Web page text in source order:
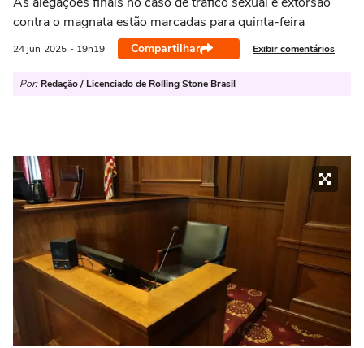
contra o magnata estão marcadas para quinta-feira
24 jun 2025 - 19h19 Compartilhar Exibir comentários
Por: Redação / Licenciado de Rolling Stone Brasil